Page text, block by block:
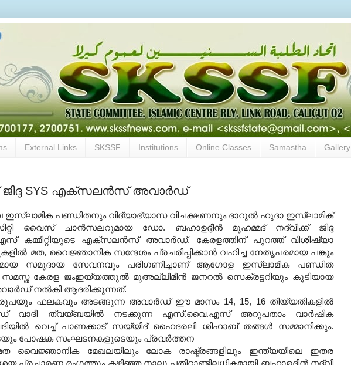
External Links SKSSF Institutions Online Classes Samastha Gallery
ജിദ്ദ SYS എക്‌സലന്‍സ് അവാര്‍ഡ്
ഇസ്‌ലാമിക പണ്ഡിതനും വിദ്യാഭ്യാസ വിചക്ഷണനും ദാറുല്‍ ഹുദാ ഇസ്‌ലാമിക്
വൈസ് ചാന്‍സലറുമായ ഡോ. ബഹാഉദ്ദീന്‍ മുഹമ്മദ് നദ്‌വിക്ക് ജിദ്ദ
കമ്മിറ്റിയുടെ എക്‌സലന്‍സ് അവാര്‍ഡ്. കേരളത്തിന് പുറത്ത് വിശിഷ്യാ
മത, വൈജ്ഞാനിക സന്ദേശം പ്രചരിപ്പിക്കാന്‍ വഹിച്ച നേതൃപരമായ പങ്കും
സമുദായ സേവനവും പരിഗണിച്ചാണ് ആഗോള ഇസ്‌ലാമിക പണ്ഡിത
കേരള ജംഇയ്യത്തുല്‍ മുഅല്ലിമീന്‍ ജനറല്‍ സെക്രട്ടറിയും കൂടിയായ
നല്‍കി ആദരിക്കുന്നത്.
രൂപയും ഫലകവും അടങ്ങുന്ന അവാര്‍ഡ് ഈ മാസം 14, 15, 16 തിയ്യതികളില്‍
വാദീ ത്വയ്ബയില്‍ നടക്കുന്ന എസ്.വൈ.എസ് അറുപതാം വാര്‍ഷിക
വെച്ച് പാണക്കാട് സയ്യിദ് ഹൈദരലി ശിഹാബ് തങ്ങള്‍ സമ്മാനിക്കും.
പോഷക സംഘടനകളുടെയും പ്രവര്‍ത്തന
വൈജ്ഞാനിക മേഖലയിലും ലോക രാഷ്ട്രങ്ങളിലും ഇന്ത്യയിലെ ഇതര
രംഗത്തും കഴിഞ്ഞ നാലു പതിറ്റാണ്ടിലധികമായി ബഹാഉദ്ദീന്‍ നദ്‌വി